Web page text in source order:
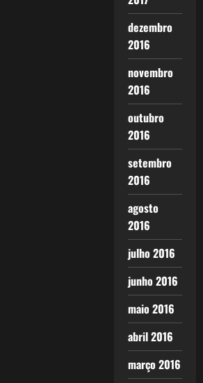
dezembro
2016
novembro
2016
outubro
2016
setembro
2016
agosto
2016
julho 2016
junho 2016
maio 2016
abril 2016
março 2016